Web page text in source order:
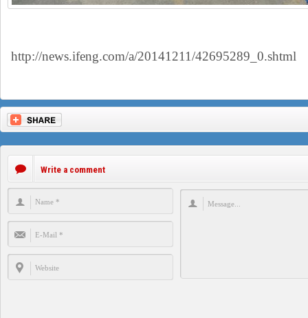
http://news.ifeng.com/a/20141211/42695289_0.shtml
Write a comment